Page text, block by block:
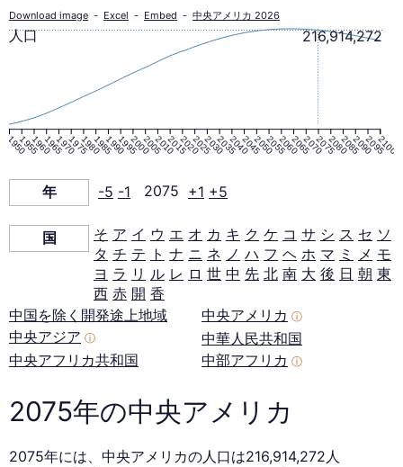
口
ラ
ミ
ッ
2075
年
Download image - Excel - Embed - 中央アメリカ 2026
1950195519601965197019751980198519901995200020052010201520202025203020352040204520502055206020652070207520802085209020952100
216,914,272
人口
年 -5 -1 2075 +1 +5
国 そ ア イ ウ エ オ カ キ ク ケ コ サ シ ス セ ソ
タ チ テ ト ナ ニ ネ ノ ハ フ ヘ ホ マ ミ メ モ
ヨ ラ リ ル レ ロ 世 中 先 北 南 大 後 日 朝 東
西 赤 開 香
中国を除く開発途上地域
中央アジア ⓘ
中央アフリカ共和国
中央アメリカ ⓘ
中華人民共和国
中部アフリカ ⓘ
2075年の中央アメリカ
2075年には、中央アメリカの人口は216,914,272人